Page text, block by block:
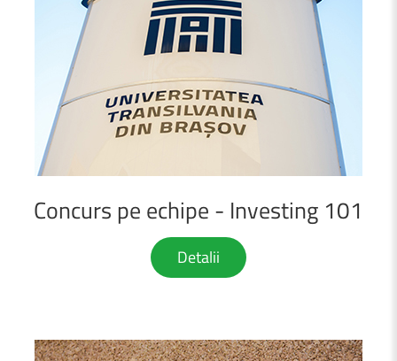
Concurs pe echipe - Investing 101
Detalii